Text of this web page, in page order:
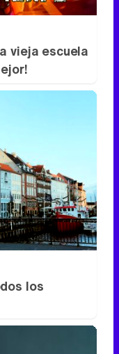
vieja escuela
los